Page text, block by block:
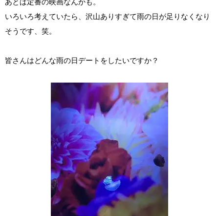
あとは定番の映画なんかも。
いろいろ考えていたら、沢山ありすぎて雨の日が足りなくなり
そうです、笑。
皆さんはどんな雨の日デートをしたいですか？